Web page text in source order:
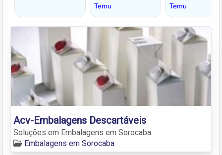
Acv-Embalagens Descartáveis
Soluções em Embalagens em Sorocaba.
Embalagens em Sorocaba